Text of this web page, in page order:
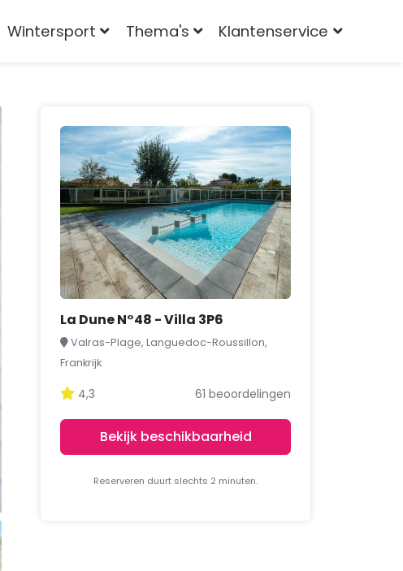
Wintersport Thema's Klantenservice
La Dune N°48 - Villa 3P6
Valras-Plage, Languedoc-Roussillon,
Frankrijk
4,3 61 beoordelingen
Bekijk beschikbaarheid
Reserveren duurt slechts 2 minuten.